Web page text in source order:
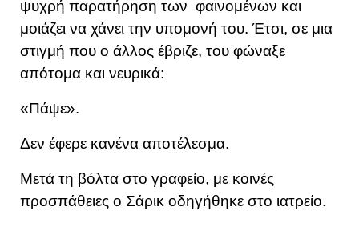
ψυχρή παρατήρηση των φαινομένων και
μοιάζει να χάνει την υπομονή του. Έτσι, σε μια
στιγμή που ο άλλος έβριζε, του φώναξε
απότομα και νευρικά:
«Πάψε».
Δεν έφερε κανένα αποτέλεσμα.
Μετά τη βόλτα στο γραφείο, με κοινές
προσπάθειες ο Σάρικ οδηγήθηκε στο ιατρείο.